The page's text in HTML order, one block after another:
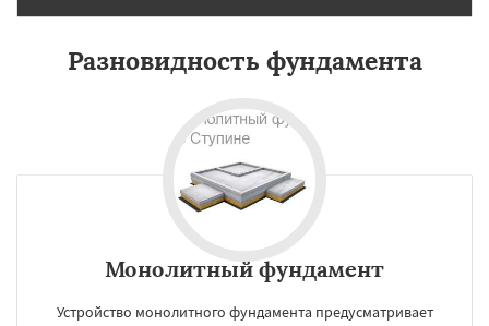
Разновидность фундамента
Монолитный фундамент
Устройство монолитного фундамента предусматривает